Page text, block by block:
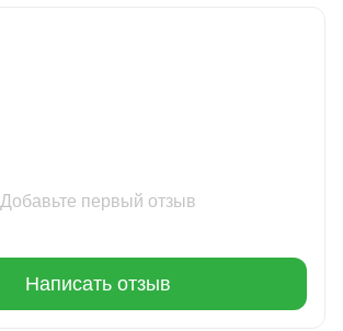
Добавьте первый отзыв
Написать отзыв